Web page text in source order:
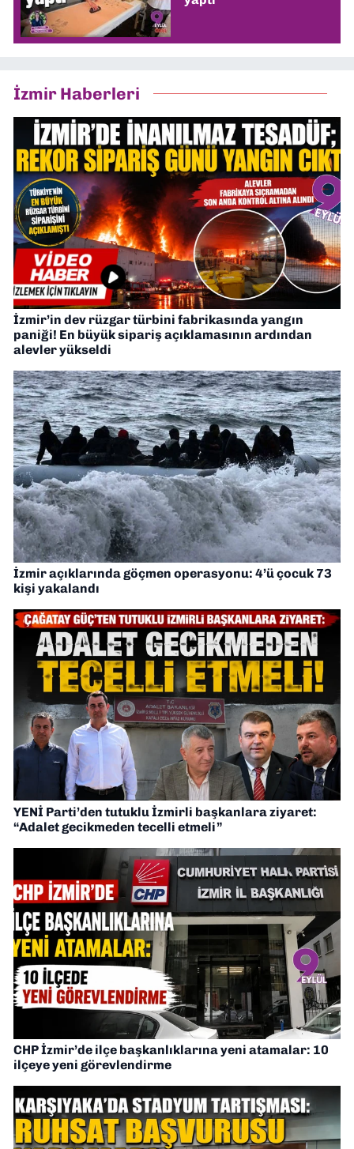
İzmir Haberleri
İzmir’in dev rüzgar türbini fabrikasında yangın
paniği! En büyük sipariş açıklamasının ardından
alevler yükseldi
İzmir açıklarında göçmen operasyonu: 4’ü çocuk 73
kişi yakalandı
YENİ Parti’den tutuklu İzmirli başkanlara ziyaret:
“Adalet gecikmeden tecelli etmeli”
CHP İzmir’de ilçe başkanlıklarına yeni atamalar: 10
ilçeye yeni görevlendirme